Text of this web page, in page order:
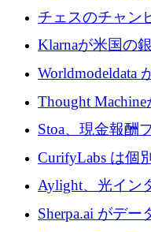
1 つをどのよう
チェスのチャン
材料スタートア
Klarnaが米国の
Worldmodeldata
ニングに変える
Thought
調達、年間収益1
Stoa、現金報酬
ルを確保
CurifyLabs は個
ユーロを寄付
Aylight、光イン
けて450万ユー
Sherpa.ai がデ